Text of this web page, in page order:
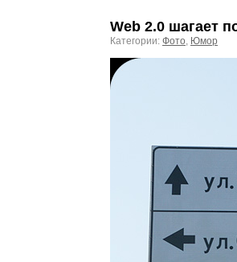
Web 2.0 шагает
Категории: Фото, Юмор